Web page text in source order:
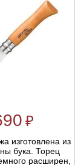
₽
изготовлена из
бука. Торец
расширен,